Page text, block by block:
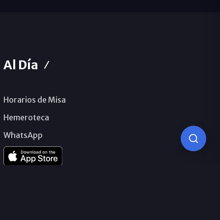
Al Día
Horarios de Misa
Hemeroteca
WhatsApp